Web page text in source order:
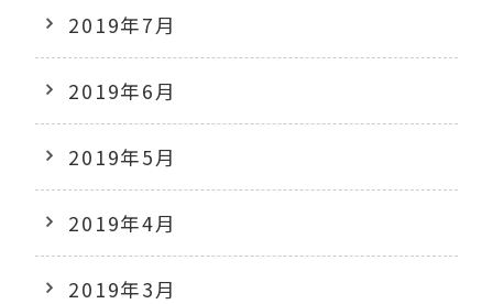
2019年7月
2019年6月
2019年5月
2019年4月
2019年3月